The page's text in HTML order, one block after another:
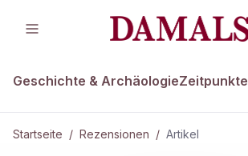
Geschichte & ArchäologieZeitpunkte
Startseite / Rezensionen / Artikel